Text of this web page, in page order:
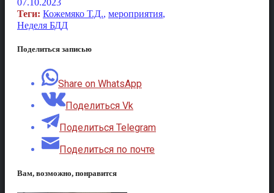
Теги: Кожемяко Т.Д., мероприятия,
Неделя БДД
Поделиться записью
Share on WhatsApp
Поделиться Vk
Поделиться Telegram
Поделиться по почте
Вам, возможно, понравится